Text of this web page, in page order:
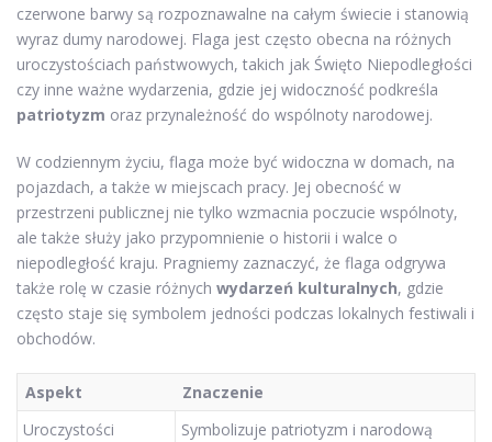
czerwone barwy są rozpoznawalne na całym świecie i stanowią
wyraz dumy narodowej. Flaga jest często obecna na różnych
uroczystościach państwowych, takich jak Święto Niepodległości
czy inne ważne wydarzenia, gdzie jej widoczność podkreśla
patriotyzm oraz przynależność do wspólnoty narodowej.
W codziennym życiu, flaga może być widoczna w domach, na
pojazdach, a także w miejscach pracy. Jej obecność w
przestrzeni publicznej nie tylko wzmacnia poczucie wspólnoty,
ale także służy jako przypomnienie o historii i walce o
niepodległość kraju. Pragniemy zaznaczyć, że flaga odgrywa
także rolę w czasie różnych wydarzeń kulturalnych, gdzie
często staje się symbolem jedności podczas lokalnych festiwali i
obchodów.
Aspekt
Znaczenie
Uroczystości
Symbolizuje patriotyzm i narodową